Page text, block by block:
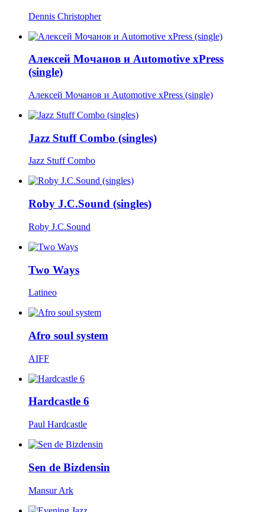
Dennis Christopher
Алексей Мочанов и Automotive хPress
(single)
Алексей Мочанов и Automotive хPress (single)
Jazz Stuff Combo (singles)
Jazz Stuff Combo
Roby J.C.Sound (singles)
Roby J.C.Sound
Two Ways
Latineo
Afro soul system
AIFF
Hardcastle 6
Paul Hardcastle
Sen de Bizdensin
Mansur Ark